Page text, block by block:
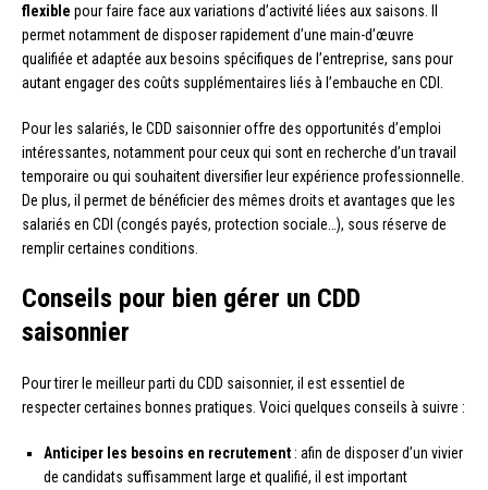
flexible pour faire face aux variations d’activité liées aux saisons. Il
permet notamment de disposer rapidement d’une main-d’œuvre
qualifiée et adaptée aux besoins spécifiques de l’entreprise, sans pour
autant engager des coûts supplémentaires liés à l’embauche en CDI.
Pour les salariés, le CDD saisonnier offre des opportunités d’emploi
intéressantes, notamment pour ceux qui sont en recherche d’un travail
temporaire ou qui souhaitent diversifier leur expérience professionnelle.
De plus, il permet de bénéficier des mêmes droits et avantages que les
salariés en CDI (congés payés, protection sociale…), sous réserve de
remplir certaines conditions.
Conseils pour bien gérer un CDD
saisonnier
Pour tirer le meilleur parti du CDD saisonnier, il est essentiel de
respecter certaines bonnes pratiques. Voici quelques conseils à suivre :
Anticiper les besoins en recrutement : afin de disposer d’un vivier
de candidats suffisamment large et qualifié, il est important